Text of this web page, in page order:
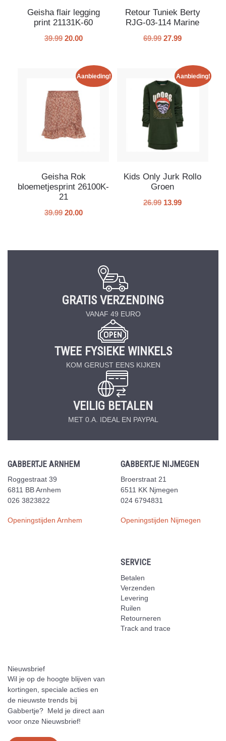
Geisha flair legging
print 21131K-60
39.99 20.00
Retour Tuniek Berty
RJG-03-114 Marine
69.99 27.99
Aanbieding!
Geisha Rok
bloemetjesprint 26100K-
21
39.99 20.00
Aanbieding!
Kids Only Jurk Rollo
Groen
26.99 13.99
GRATIS VERZENDING
VANAF 49 EURO
TWEE FYSIEKE WINKELS
KOM GERUST EENS KIJKEN
VEILIG BETALEN
MET 0.A. IDEAL EN PAYPAL
GABBERTJE ARNHEM
Roggestraat 39
6811 BB Arnhem
026 3823822
Openingstijden Arnhem
GABBERTJE NIJMEGEN
Broerstraat 21
6511 KK Njmegen
024 6794831
Openingstijden Nijmegen
SERVICE
Betalen
Verzenden
Levering
Ruilen
Retourneren
Track and trace
Nieuwsbrief
Wil je op de hoogte blijven van
kortingen, speciale acties en
de nieuwste trends bij
Gabbertje? Meld je direct aan
voor onze Nieuwsbrief!